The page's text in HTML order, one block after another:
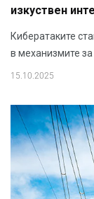
изкуствен
Кибератаките
в механизмите
15.10.2025